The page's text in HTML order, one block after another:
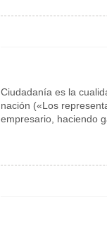
Ciudadanía es la
nación («Los
empresario, haciendo